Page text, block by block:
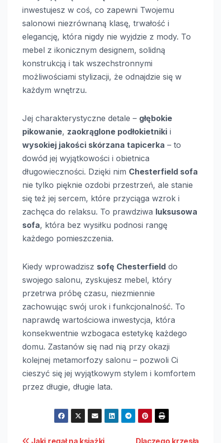
inwestujesz w coś, co zapewni Twojemu
salonowi niezrównaną klasę, trwałość i
elegancję, która nigdy nie wyjdzie z mody. To
mebel z ikonicznym designem, solidną
konstrukcją i tak wszechstronnymi
możliwościami stylizacji, że odnajdzie się w
każdym wnętrzu.
Jej charakterystyczne detale – głębokie
pikowanie, zaokrąglone podłokietniki i
wysokiej jakości skórzana tapicerka – to
dowód jej wyjątkowości i obietnica
długowieczności. Dzięki nim Chesterfield sofa
nie tylko pięknie ozdobi przestrzeń, ale stanie
się też jej sercem, które przyciąga wzrok i
zachęca do relaksu. To prawdziwa luksusowa
sofa, która bez wysiłku podnosi rangę
każdego pomieszczenia.
Kiedy wprowadzisz sofę Chesterfield do
swojego salonu, zyskujesz mebel, który
przetrwa próbę czasu, niezmiennie
zachowując swój urok i funkcjonalność. To
naprawdę wartościowa inwestycja, która
konsekwentnie wzbogaca estetykę każdego
domu. Zastanów się nad nią przy okazji
kolejnej metamorfozy salonu – pozwoli Ci
cieszyć się jej wyjątkowym stylem i komfortem
przez długie, długie lata.